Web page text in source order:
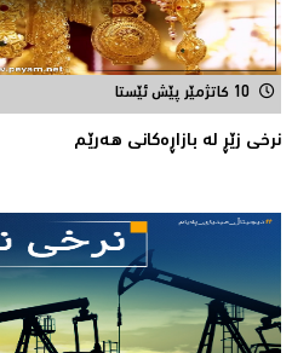
10 کاتژمێر پێش ئێستا
نرخى زێڕ له‌ بازاڕه‌كانی هه‌رێم